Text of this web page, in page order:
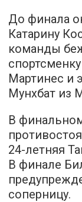
До финала
Катарину
команды
Мартинес и
Мунхбат из
В
24-летняя
В финале
соперницу.